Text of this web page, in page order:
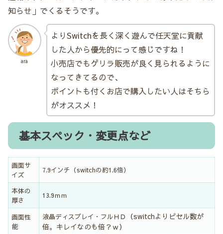
知らせ」でくるそうです。
ara
よりSwitchを長く深く遊んで任天堂に貢献
した人から優先的にって感じですね！
小売店でもゲリラ販売が良く見られるように
なってきてるので、
ポイントも付くお店で購入したい人はそちら
がオススメ！
基本スペック・変更点など
画面サ
イズ
7.9インチ（switchの約1.6倍）
本体の
厚さ
13.9ｍｍ
画面性
能
液晶ディスプレイ・フルＨＤ
（switchよりピセル数が
倍。キレイなのも倍？ｗ）